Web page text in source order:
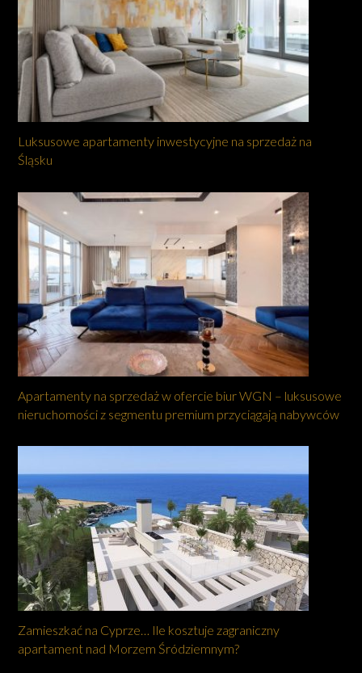
Luksusowe apartamenty inwestycyjne na sprzedaż na
Śląsku
Apartamenty na sprzedaż w ofercie biur WGN – luksusowe
nieruchomości z segmentu premium przyciągają nabywców
Zamieszkać na Cyprze… Ile kosztuje zagraniczny
apartament nad Morzem Śródziemnym?